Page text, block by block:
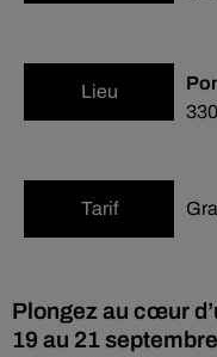
Lieu
Tarif
Plongez au cœur
19 au 21